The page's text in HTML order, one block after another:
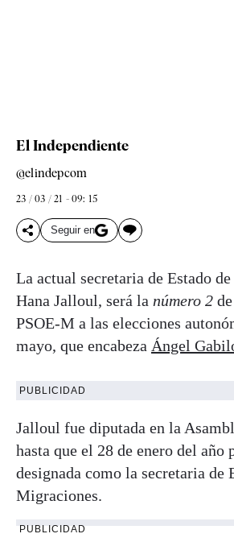
El Independiente
@elindepcom
23 / 03 / 21 - 09: 15
Seguir en
La actual secretaria de Estado
Hana Jalloul, será la número 2
PSOE-M a las elecciones
mayo, que encabeza Ángel
PUBLICIDAD
Jalloul fue diputada en la
hasta que el 28 de enero del año
designada como la secretaria de
Migraciones.
PUBLICIDAD